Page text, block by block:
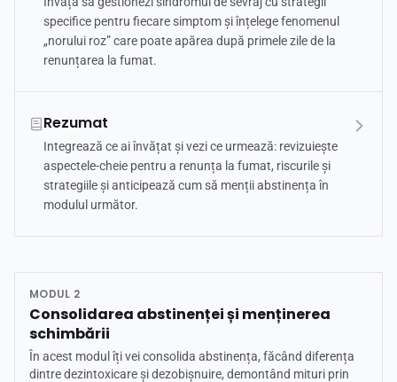
specifice pentru fiecare simptom și înțelege fenomenul
„norului roz” care poate apărea după primele zile de la
renunțarea la fumat.
Rezumat
Integrează ce ai învățat și vezi ce urmează: revizuiește
aspectele-cheie pentru a renunța la fumat, riscurile și
strategiile și anticipează cum să menții abstinența în
modulul următor.
MODUL 2
Consolidarea abstinenței și menținerea
schimbării
În acest modul îți vei consolida abstinența, făcând diferența
dintre dezintoxicare și dezobișnuire, demontând mituri prin